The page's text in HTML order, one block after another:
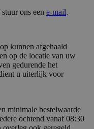
ons een e-mail.
kunnen afgehaald
op de locatie van uw
gedurende het
u uiterlijk voor
minimale bestelwaarde
ochtend vanaf 08:30